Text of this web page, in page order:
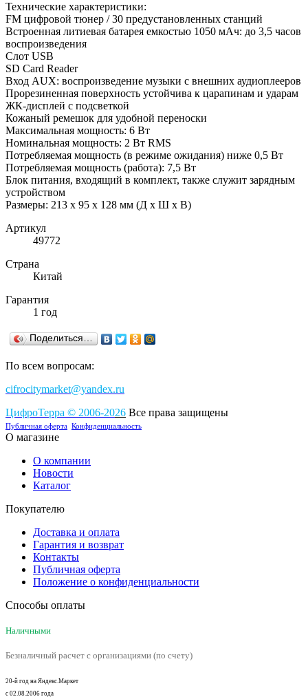
Технические характеристики:
FM цифровой тюнер / 30 предустановленных станций
Встроенная литиевая батарея емкостью 1050 мАч: до 3,5 часов
воспроизведения
Слот USB
SD Card Reader
Вход AUX: воспроизведение музыки с внешних аудиоплееров
Прорезиненная поверхность устойчива к царапинам и ударам
ЖК-дисплей с подсветкой
Кожаный ремешок для удобной переноски
Максимальная мощность: 6 Вт
Номинальная мощность: 2 Вт RMS
Потребляемая мощность (в режиме ожидания) ниже 0,5 Вт
Потребляемая мощность (работа): 7,5 Вт
Блок питания, входящий в комплект, также служит зарядным
устройством
Размеры: 213 х 95 х 128 мм (Д х Ш х В)
Артикул
49772
Страна
Китай
Гарантия
1 год
Поделиться…
По всем вопросам:
cifrocitymarket@yandex.ru
ЦифроТерра © 2006-2026 Все права защищены
Публичная оферта Конфиденциальность
О магазине
О компании
Новости
Каталог
Покупателю
Доставка и оплата
Гарантия и возврат
Контакты
Публичная оферта
Положение о конфиденциальности
Способы оплаты
Наличными
Безналичный расчет с организациями (по счету)
20-й год на Яндекс.Маркет
с 02.08.2006 года